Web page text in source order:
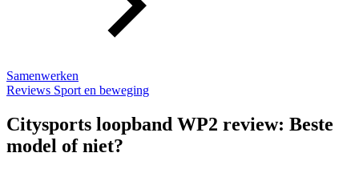
Samenwerken
Reviews Sport en beweging
Citysports loopband WP2 review: Beste
model of niet?